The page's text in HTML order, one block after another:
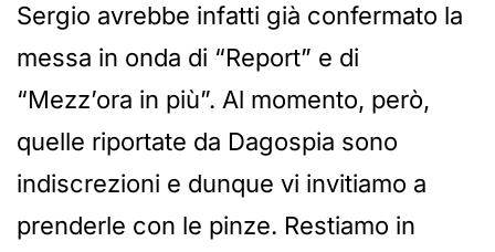
Sergio avrebbe infatti già confermato la
messa in onda di “Report” e di
“Mezz’ora in più”. Al momento, però,
quelle riportate da Dagospia sono
indiscrezioni e dunque vi invitiamo a
prenderle con le pinze. Restiamo in